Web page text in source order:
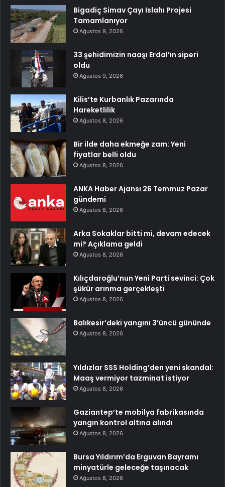
Bigadiç Simav Çayı Islahı Projesi
Tamamlanıyor
Ağustos 9, 2026
33 şehidimizin naaşı Erdal’ın siperi
oldu
Ağustos 9, 2026
Kilis’te Kurbanlık Pazarında
Hareketlilik
Ağustos 8, 2026
Bir ilde daha ekmeğe zam: Yeni
fiyatlar belli oldu
Ağustos 8, 2026
ANKA Haber Ajansı 26 Temmuz Pazar
gündemi
Ağustos 8, 2026
Arka Sokaklar bitti mi, devam edecek
mi? Açıklama geldi
Ağustos 8, 2026
Kılıçdaroğlu’nun Yeni Parti sevinci: Çok
şükür arınma gerçekleşti
Ağustos 8, 2026
Balıkesir’deki yangını 3’üncü gününde
Ağustos 8, 2026
Yıldızlar SSS Holding’den yeni skandal:
Maaş vermiyor tazminat istiyor
Ağustos 8, 2026
Gaziantep’te mobilya fabrikasında
yangın kontrol altına alındı
Ağustos 8, 2026
Bursa Yıldırım’da Erguvan Bayramı
minyatürle geleceğe taşınacak
Ağustos 8, 2026